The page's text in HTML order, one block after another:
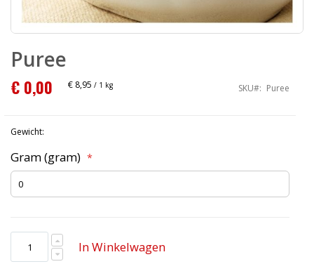
naar
het
van
de
Puree
€ 0,00 € 8,95 / 1 kg SKU Puree
Gewicht:
Gram (gram)
In Winkelwagen